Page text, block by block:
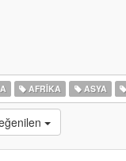
AFRIKA ASYA